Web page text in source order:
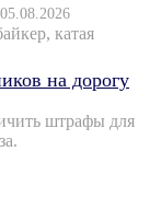
05.08.2026
катая
на дорогу
штрафы для